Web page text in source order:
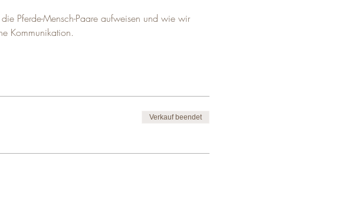
Pferde-Mensch-Paare aufweisen und wie wir
Kommunikation.
Verkauf beendet